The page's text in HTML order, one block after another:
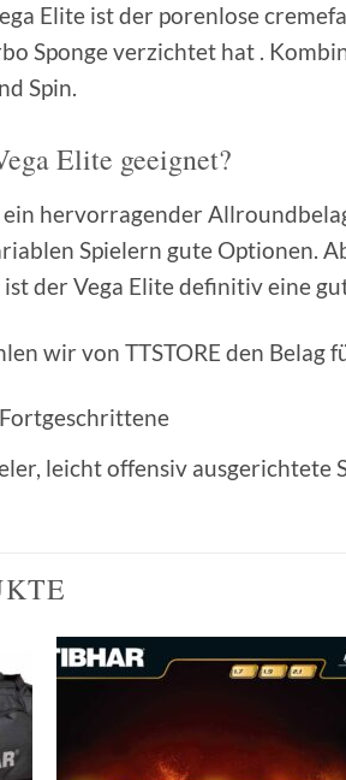
Elite ist der porenlose
Sponge verzichtet hat .
Spin.
Elite geeignet?
hervorragender
Spielern gute Optionen.
der Vega Elite definitiv eine
wir von TTSTORE den Belag
leicht offensiv ausgerichtete